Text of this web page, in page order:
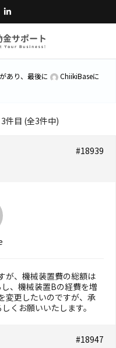
あり、最後に ChiikiBaseに
件目 (全3件中)
#18939
が、機械装置費の総額は
、機械装置Bの経費を増
変更したいのですが、承
くお願いいたします。
#18947